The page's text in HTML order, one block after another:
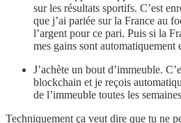
sur les résultats sportifs. C’est
que j’ai pariée sur la France au
l’argent pour ce pari. Puis si la
mes gains sont automatiquement
J’achète un bout d’immeuble.
blockchain et je reçois
de l’immeuble toutes les
Techniquement ça veut dire que tu ne